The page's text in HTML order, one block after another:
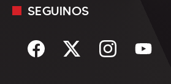
Sociedad
Mediakit
Términos y condiciones
SEGUINOS